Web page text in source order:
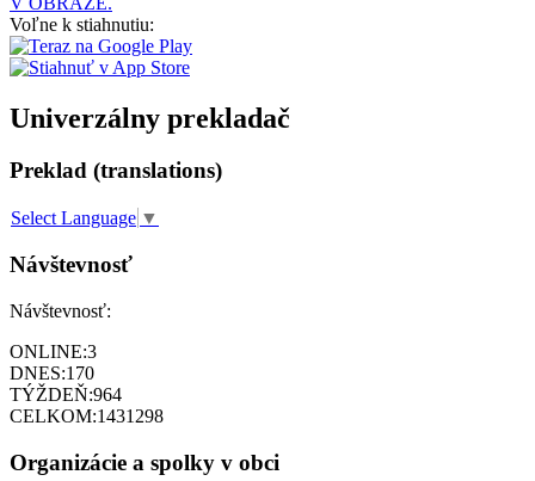
Voľne k stiahnutiu:
Univerzálny prekladač
Preklad (translations)
Select Language ▼
Návštevnosť
Návštevnosť:
ONLINE:3
DNES:170
TÝŽDEŇ:964
CELKOM:1431298
Organizácie a spolky v obci